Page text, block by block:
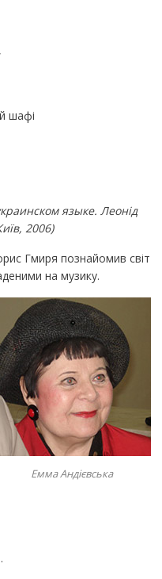
шафі
языке. Леонід
2006)
Гмиря познайомив світ
на музику.
Емма Андієвська